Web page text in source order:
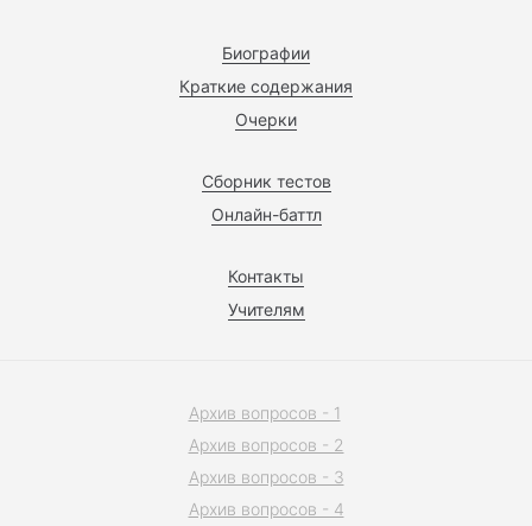
Биографии
Краткие содержания
Очерки
Сборник тестов
Онлайн-баттл
Контакты
Учителям
Архив вопросов - 1
Архив вопросов - 2
Архив вопросов - 3
Архив вопросов - 4